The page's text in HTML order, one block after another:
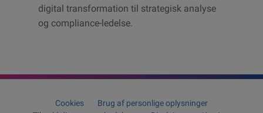
digital transformation til strategisk analyse
og compliance-ledelse.
Cookies
Brug af personlige oplysninger